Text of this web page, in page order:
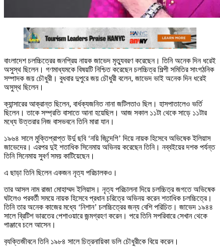
বাংলাদেশ চলচ্চিত্রের জনপ্রিয় নায়ক জাভেদ মৃত্যুবরণ করেছেন। তিনি অনেক দিন ধরেই
অসুস্থ ছিলেন। গণমাধ্যমকে বিষয়টি নিশ্চিত করেছেন চলচ্চিত্র শিল্পী সমিতির সাংগঠনিক
সম্পাদক জয় চৌধুরী। বুধবার দুপুরে জয় চৌধুরী বলেন, জাভেদ ভাই অনেক দিন ধরেই
অসুস্থ ছিলেন।
ক্যান্সারের আক্রান্ত ছিলেন, বার্ধক্যজনিত নানা জটিলতাও ছিল। হাসপাতালেও ভর্তি
ছিলেন। তাকে সম্প্রতি বাসাতে আনা হয়েছিল। আজ সকাল ১১টা থেকে সাড়ে ১১টার
মধ্যে উত্তরার নিজ বাসভবনে তিনি মারা যান।
১৯৬৪ সালে মুক্তিপ্রাপ্ত উর্দু ছবি ‘নয়ি জিন্দেগি’ দিয়ে নায়ক হিসেবে অভিষেক ইলিয়াস
জাভেদের। এরপর দুই শতাধিক সিনেমায় অভিনয় করেছেন তিনি। নব্বইয়ের দশক পর্যন্ত
তিনি সিনেমায় সুবর্ণ সময় কাটিয়েছেন।
এ ছাড়া তিনি ছিলেন একজন নৃত্য পরিচালকও।
তার আসল নাম রাজা মোহাম্মদ ইলিয়াস। নৃত্য পরিচালনা দিয়ে চলচ্চিত্র জগতে অভিষেক
ঘটলেও পরবর্তী সময়ে নায়ক হিসেবে প্রধান চরিত্রে অভিনয় করেন শতাধিক চলচ্চিত্রে।
তিনি তার অনেক কাজের মধ্যে ‘নিশান’ চলচ্চিত্রের জন্য বেশি পরিচিত। জাভেদ ১৯৪৪
সালে ব্রিটিশ ভারতের পেশাওয়ারে জন্মগ্রহণ করেন। পরে তিনি সপরিবারে সেখান থেকে
পাঞ্জাবে চলে আসেন।
ব‍্যক্তিজীবনে তিনি ১৯৮৪ সালে চিত্রনায়িকা ডলি চৌধুরীকে বিয়ে করেন।